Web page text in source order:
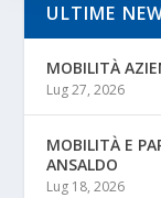
ULTIME
MOBILITÀ
Lug 27, 2026
MOBILITÀ E
ANSALDO
Lug 18, 2026